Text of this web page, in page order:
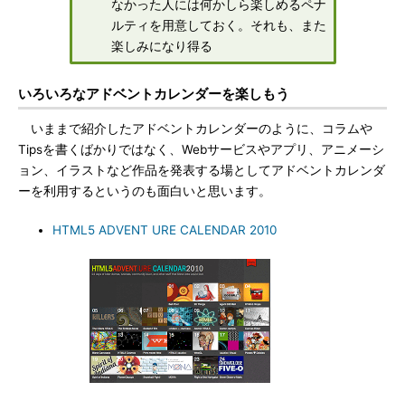
なかった人には何かしら楽しめるペナ
ルティを用意しておく。それも、また
楽しみになり得る
いろいろなアドベントカレンダーを楽しもう
いままで紹介したアドベントカレンダーのように、コラムや
Tipsを書くばかりではなく、Webサービスやアプリ、アニメーシ
ョン、イラストなど作品を発表する場としてアドベントカレンダ
ーを利用するというのも面白いと思います。
HTML5 ADVENT URE CALENDAR 2010